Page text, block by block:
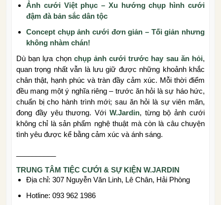
Ảnh cưới Việt phục – Xu hướng chụp hình cưới
đậm đà bản sắc dân tộc
Concept chụp ảnh cưới đơn giản – Tối giản nhưng
không nhàm chán!
Dù bạn lựa chọn chụp ảnh cưới trước hay sau ăn hỏi,
quan trọng nhất vẫn là lưu giữ được những khoảnh khắc
chân thật, hạnh phúc và tràn đầy cảm xúc. Mỗi thời điểm
đều mang một ý nghĩa riêng – trước ăn hỏi là sự háo hức,
chuẩn bị cho hành trình mới; sau ăn hỏi là sự viên mãn,
đong đầy yêu thương. Với W.Jardin, từng bộ ảnh cưới
không chỉ là sản phẩm nghệ thuật mà còn là câu chuyện
tình yêu được kể bằng cảm xúc và ánh sáng.
TRUNG TÂM TIỆC CƯỚI & SỰ KIỆN W.JARDIN
Địa chỉ: 307 Nguyễn Văn Linh, Lê Chân, Hải Phòng
Hotline: 093 962 1986